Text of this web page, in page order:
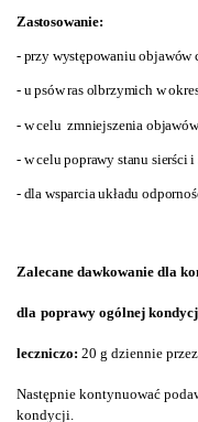
Zastosowanie:
- przy występowaniu objawów
- u psów ras olbrzymich w
- w celu zmniejszenia
- w celu poprawy stanu sierści
- dla wsparcia układu
Zalecane dawkowanie dla
dla poprawy ogólnej
leczniczo: 20 g dziennie
Następnie kontynuować
kondycji.